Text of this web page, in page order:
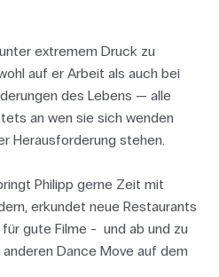
extremem Druck zu
auf er Arbeit als auch bei
des Lebens — alle
an wen sie sich wenden
Herausforderung stehen.
Philipp gerne Zeit mit
erkundet neue Restaurants
gute Filme - und ab und zu
Dance Move auf dem